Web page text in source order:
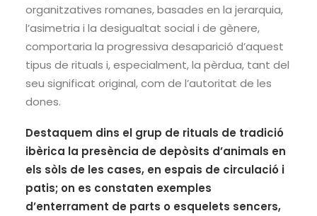
organitzatives romanes, basades en la jerarquia,
l’asimetria i la desigualtat social i de gènere,
comportaria la progressiva desaparició d’aquest
tipus de rituals i, especialment, la pèrdua, tant del
seu significat original, com de l’autoritat de les
dones.
Destaquem dins el grup de rituals de tradició
ibèrica la presència de depòsits d’animals en
els sòls de les cases, en espais de circulació i
patis; on es constaten exemples
d’enterrament de parts o esquelets sencers,